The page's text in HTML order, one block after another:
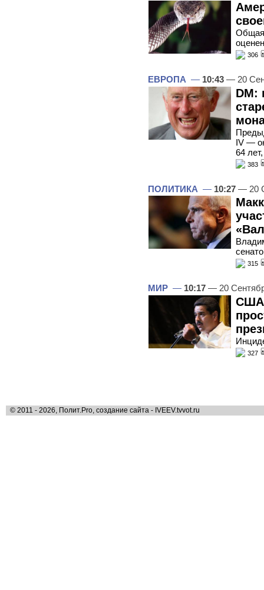
Общая
306
ЕВРОПА — 10:43 — 20
DM:
IV —
64
383
ПОЛИТИКА — 10:27 — 20
315
МИР — 10:17 — 20
США
327
© 2011 - 2026, Полит.Pro, создание сайта - IVEEV.tvvot.ru